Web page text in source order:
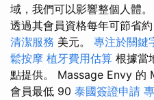
域，我們可以影響整個人體。
透過其會員資格每年可節省約
清潔服務 美元。 專注於關鍵
鬆按摩 植牙費用估算 根據當
點提供。 Massage Envy 的
會員最低 90 泰國簽證申請